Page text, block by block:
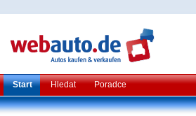
Start Hledat Poradce